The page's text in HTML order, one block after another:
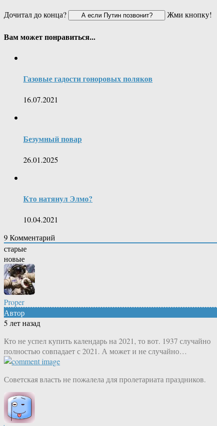
Дочитал до конца?
Жми кнопку!
Вам может понравиться...
Газовые гадости гоноровых поляков
16.07.2021
Безумный повар
26.01.2025
Кто натянул Элмо?
10.04.2021
9Комментарий
старые
новые
Proper
Автор
5 лет назад
Кто не успел купить календарь на 2021, то вот. 1937 случайно
полностью совпадает с 2021. А может и не случайно…
Советская власть не пожалела для пролетариата праздников.